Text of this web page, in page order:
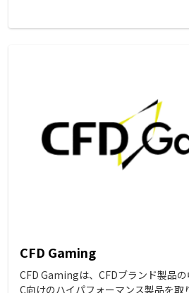
CFD Gaming
CFD Gamingは、CFDブランド製品
C向けのハイパフォーマンス製品を取